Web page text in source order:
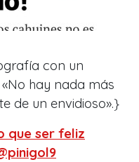
con un
hay nada más
de un envidioso».}
que ser feliz